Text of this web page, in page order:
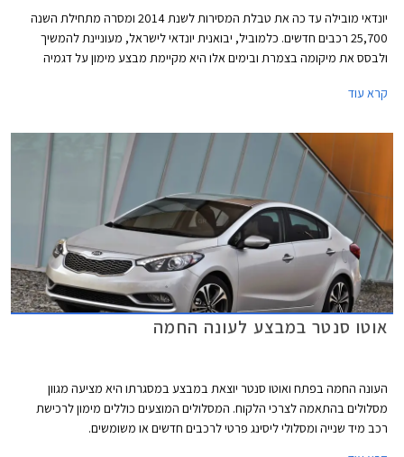
יונדאי מובילה עד כה את טבלת המסירות לשנת 2014 ומסרה מתחילת השנה
25,700 רכבים חדשים. כלמוביל, יבואנית יונדאי לישראל, מעוניינת להמשיך
ולבסס את מיקומה בצמרת ובימים אלו היא מקיימת מבצע מימון על דגמיה
במסגרת המבצע מאפשרת החברה לשלם מקדמה שגובהה תלוי בין היתר בדגם
בתום שלוש שנים, שגובהו נגזר מהדגם הנבחר ומגובה המקדמה. המבצע בתוקף
קרא עוד
אוטו סנטר במבצע לעונה החמה
העונה החמה בפתח ואוטו סנטר יוצאת במבצע במסגרתו היא מציעה מגוון
מסלולים בהתאמה לצרכי הלקוח. המסלולים המוצעים כוללים מימון לרכישת
רכב מיד שנייה ומסלולי ליסינג פרטי לרכבים חדשים או משומשים.